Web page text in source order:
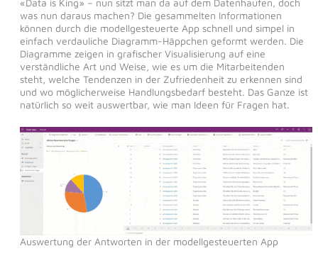
was nun daraus machen? Die gesammelten Informationen
können durch die modellgesteuerte App schnell und simpel in
einfach verdauliche Diagramm-Häppchen geformt werden. Die
Diagramme zeigen in grafischer Visualisierung auf eine
verständliche Art und Weise, wie es um die Mitarbeitenden
steht, welche Tendenzen in der Zufriedenheit zu erkennen sind
und wo möglicherweise Handlungsbedarf besteht. Das Ganze ist
natürlich so weit auswertbar, wie man Ideen für Fragen hat.
Auswertung der Antworten in der modellgesteuerten App